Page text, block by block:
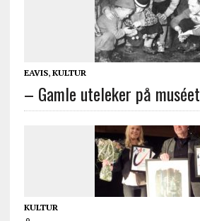
EAVIS, KULTUR
– Gamle uteleker på muséet
KULTUR